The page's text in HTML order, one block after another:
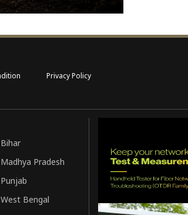
Privacy Policy
Bihar
Madhya Pradesh
Punjab
West Bengal